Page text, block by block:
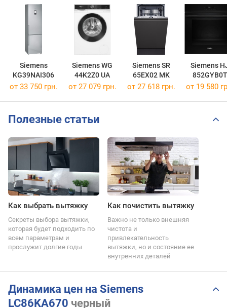
Siemens
KG39NAI306
Siemens WG
44K2Z0 UA
Siemens SR
65EX02 MK
Siemens
852GYB0T
от 33 750 грн. от 27 079 грн. от 27 618 грн. от 19 580
Полезные статьи
Как выбрать вытяжку
Секреты выбора вытяжки,
которая будет подходить по
всем параметрам и
прослужит долгие годы
Как почистить вытяжку
Важно не только внешняя
чистота и
привлекательность
вытяжки, но и состояние ее
внутренних деталей
Динамика цен на Siemens
LC86KA670 черный